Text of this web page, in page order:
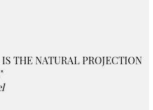
THE NATURAL PROJECTION